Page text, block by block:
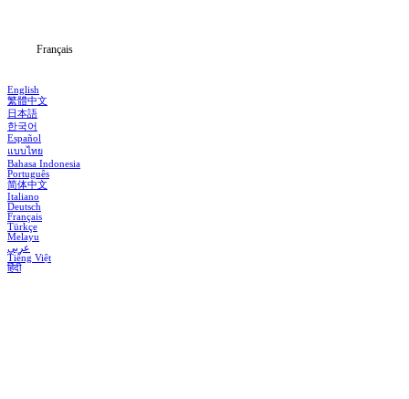
Français
English
繁體中文
日本語
한국어
Español
แบบไทย
Bahasa Indonesia
Português
简体中文
Italiano
Deutsch
Français
Türkçe
Melayu
عربي
Tiếng Việt
हिंदी